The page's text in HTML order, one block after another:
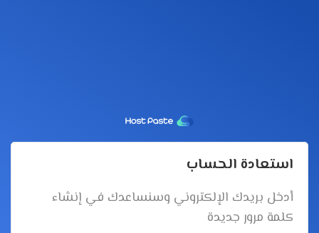
استعادة الحساب
أدخل بريدك الإلكتروني وسنساعدك في إنشاء
كلمة مرور جديدة